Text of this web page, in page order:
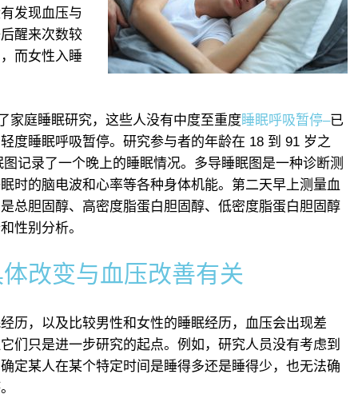
发现血压与
醒来次数较
而女性入睡
家庭睡眠研究，这些人没有中度至重度睡眠呼吸暂停–已
度睡眠呼吸暂停。研究参与者的年龄在 18 到 91 岁之
记录了一个晚上的睡眠情况。多导睡眠图是一种诊断测
时的脑电波和心率等各种身体机能。第二天早上测量血
总胆固醇、高密度脂蛋白胆固醇、低密度脂蛋白胆固醇
性别分析。
改变与血压改善有关
历，以及比较男性和女性的睡眠经历，血压会出现差
们只是进一步研究的起点。例如，研究人员没有考虑到
定某人在某个特定时间是睡得多还是睡得少，也无法确